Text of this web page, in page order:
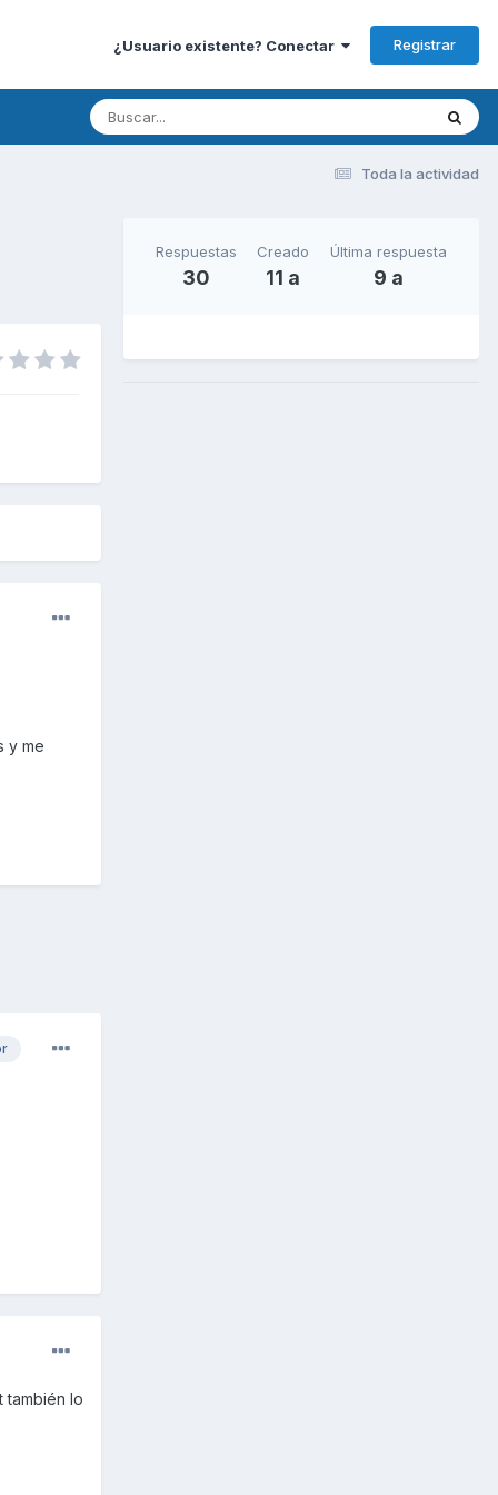
¿Usuario existente? Conectar Registrar
Toda la actividad
y me
también lo
Respuestas
30
Creado
11 a
Última respuesta
9 a